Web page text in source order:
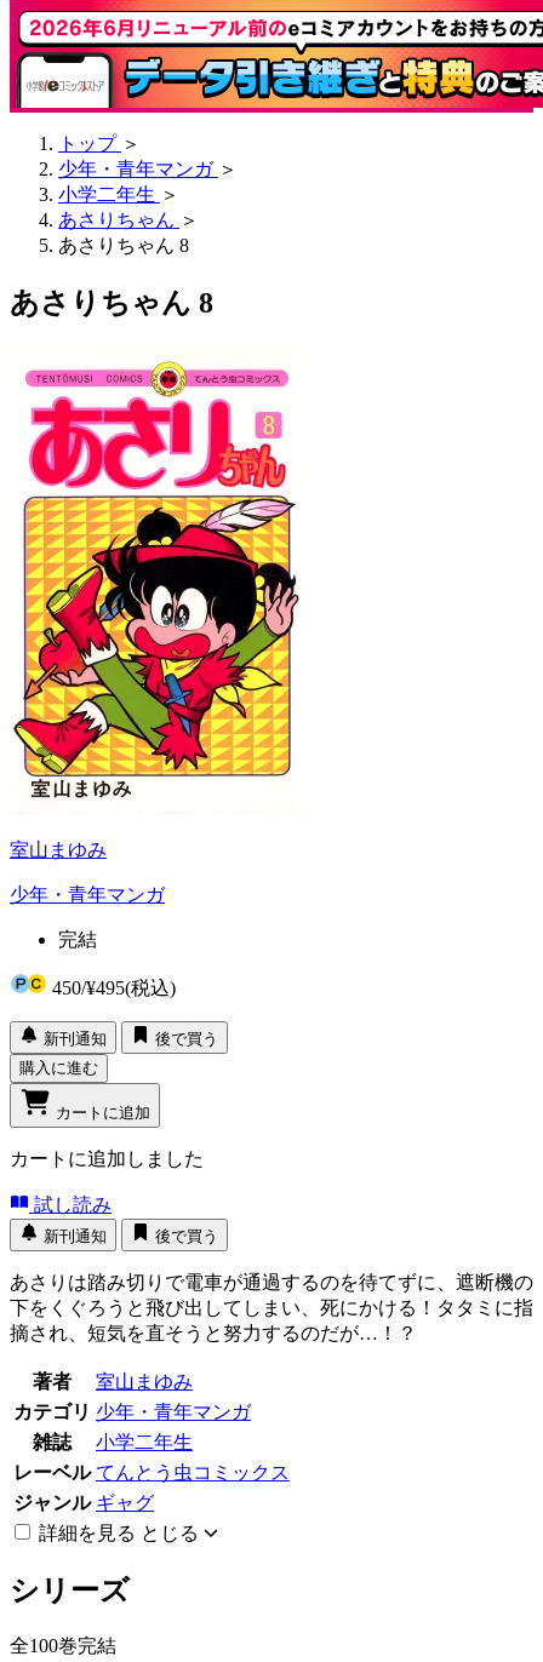
トップ ＞
少年・青年マンガ ＞
小学二年生 ＞
あさりちゃん ＞
あさりちゃん 8
あさりちゃん 8
室山まゆみ
少年・青年マンガ
完結
450/¥495(税込)
新刊通知
後で買う
購入に進む
カートに追加
カートに追加しました
試し読み
新刊通知 後で買う
あさりは踏み切りで電車が通過するのを待てずに、遮断機の
下をくぐろうと飛び出してしまい、死にかける！タタミに指
摘され、短気を直そうと努力するのだが…！？
著者
室山まゆみ
カテゴリ 少年・青年マンガ
雑誌
小学二年生
レーベル てんとう虫コミックス
ジャンル ギャグ
詳細を見る とじる
シリーズ
全100巻完結